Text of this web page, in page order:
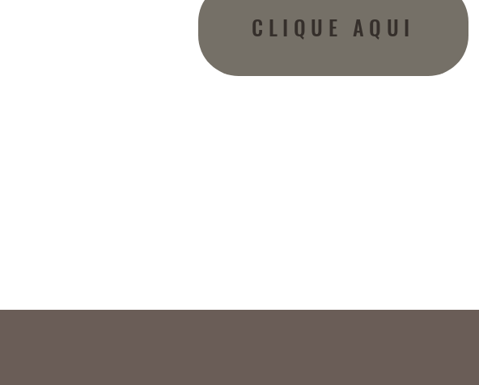
CLIQUE AQUI